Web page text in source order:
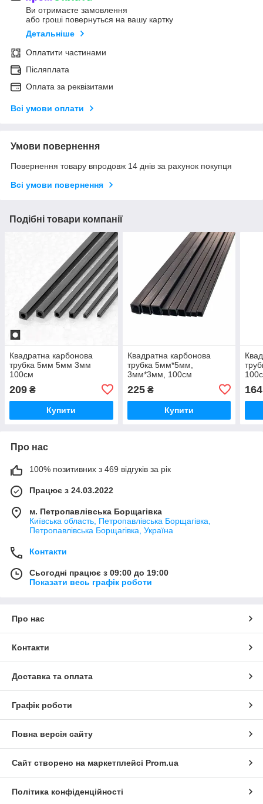
Ви отримаєте замовлення
або гроші повернуться на вашу картку
Детальніше
Оплатити частинами
Післяплата
Оплата за реквізитами
Всі умови оплати
Умови повернення
Повернення товару впродовж 14 днів за рахунок покупця
Всі умови повернення
Подібні товари компанії
Квадратна карбонова
трубка 5мм 5мм 3мм
100см
209 ₴
Купити
Квадратна карбонова
трубка 5мм*5мм,
3мм*3мм, 100см
225₴
Купити
164
Про нас
100% позитивних з 469 відгуків за рік
Працює з 24.03.2022
м. Петропавлівська Борщагівка
Київська область, Петропавлівська Борщагівка,
Петропавлівська Борщагівка, Україна
Контакти
Сьогодні працює з 09:00 до 19:00
Показати весь графік роботи
Про нас
Контакти
Доставка та оплата
Графік роботи
Повна версія сайту
Сайт створено на маркетплейсі Prom.ua
Політика конфіденційності